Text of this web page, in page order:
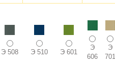
Э 508 Э 510 Э 601
Э
606
Э
701